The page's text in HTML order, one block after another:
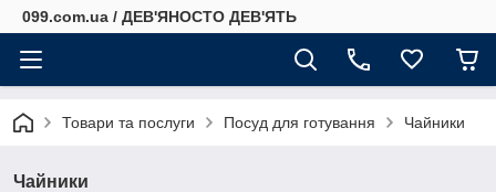
099.com.ua / ДЕВ'ЯНОСТО ДЕВ'ЯТЬ
Товари та послуги Посуд для готування Чайники
Чайники